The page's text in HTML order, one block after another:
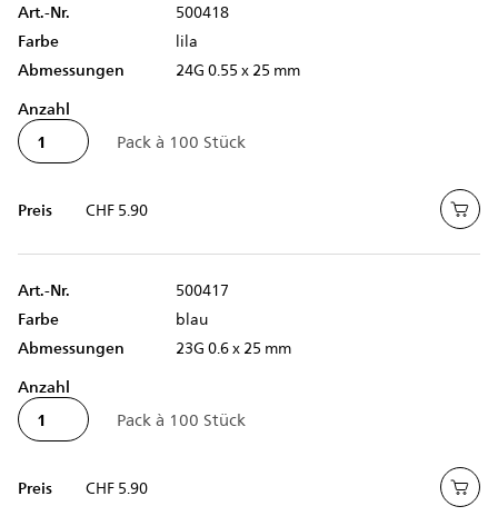
Art.-Nr.
500418
Farbe
lila
Abmessungen
24G 0.55 x 25 mm
Anzahl
Preis CHF 5.90
Art.-Nr.
500417
Farbe
blau
Abmessungen
23G 0.6 x 25 mm
Anzahl
Preis CHF 5.90